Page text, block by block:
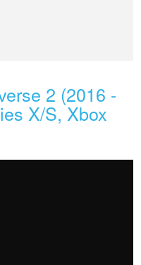
2 (2016 -
X/S, Xbox